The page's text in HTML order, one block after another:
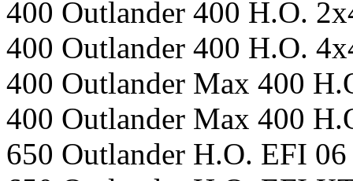
400 Outlander 400 H.O.
400 Outlander 400 H.O.
400 Outlander Max 400
400 Outlander Max 400
650 Outlander H.O. EFI 06